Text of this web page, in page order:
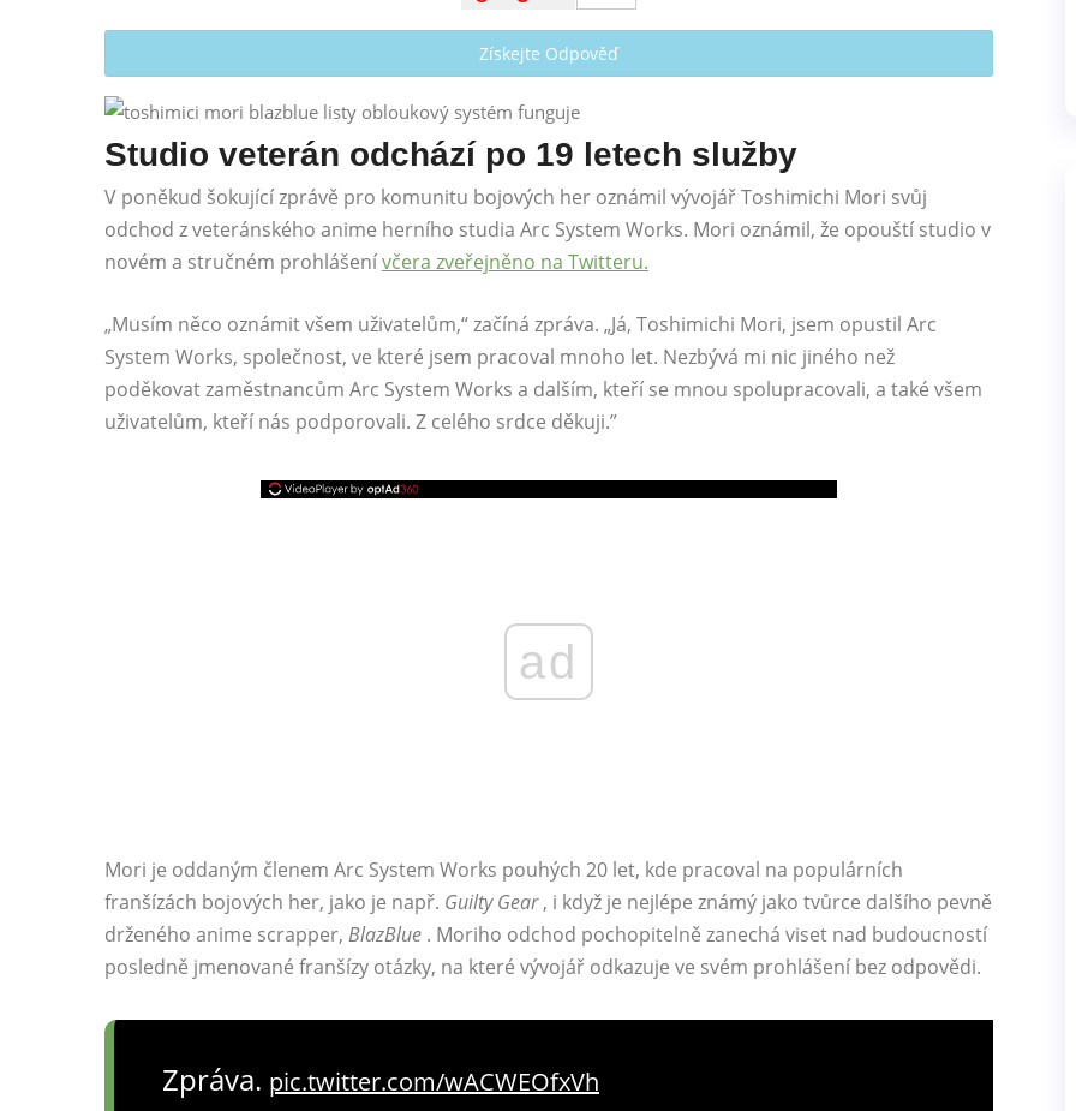
Získejte Odpověď
Studio veterán odchází po 19 letech služby
V poněkud šokující zprávě pro komunitu bojových her oznámil vývojář Toshimichi Mori svůj
odchod z veteránského anime herního studia Arc System Works. Mori oznámil, že opouští studio v
novém a stručném prohlášenívčera zveřejněno na Twitteru.
„Musím něco oznámit všem uživatelům,“ začíná zpráva. „Já, Toshimichi Mori, jsem opustil Arc
System Works, společnost, ve které jsem pracoval mnoho let. Nezbývá mi nic jiného než
poděkovat zaměstnancům Arc System Works a dalším, kteří se mnou spolupracovali, a také všem
uživatelům, kteří nás podporovali. Z celého srdce děkuji.”
ad
Mori je oddaným členem Arc System Works pouhých 20 let, kde pracoval na populárních
franšízách bojových her, jako je např. Guilty Gear, i když je nejlépe známý jako tvůrce dalšího pevně
drženého anime scrapper, BlazBlue . Moriho odchod pochopitelně zanechá viset nad budoucností
posledně jmenované franšízy otázky, na které vývojář odkazuje ve svém prohlášení bez odpovědi.
Zpráva. pic.twitter.com/wACWEOfxVh